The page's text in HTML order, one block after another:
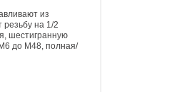
из
резьбу на 1/2
шестигранную
М6 до М48, полная/